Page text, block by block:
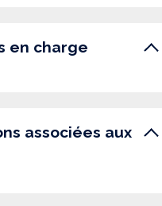
en charge
associées aux